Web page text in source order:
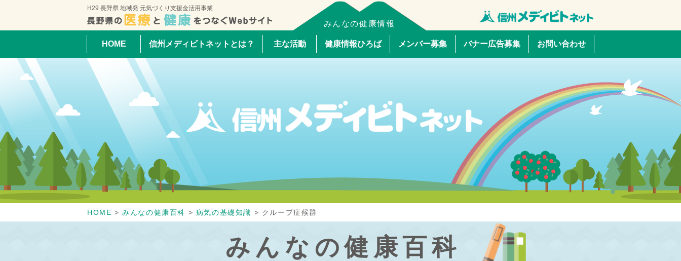
H29 長野県 地域発 元気づくり支援金活用事業
みんなの健康情報
HOME 信州メディビトネットとは？ 主な活動 健康情報ひろば メンバー募集 バナー広告募集 お問い合わせ
HOME >みんなの健康百科 > 病気の基礎知識 > クループ症候群
みんなの健康百科